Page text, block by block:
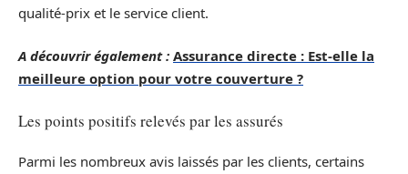
qualité-prix et le service client.
A découvrir également : Assurance directe : Est-elle la
meilleure option pour votre couverture ?
Les points positifs relevés par les assurés
Parmi les nombreux avis laissés par les clients, certains